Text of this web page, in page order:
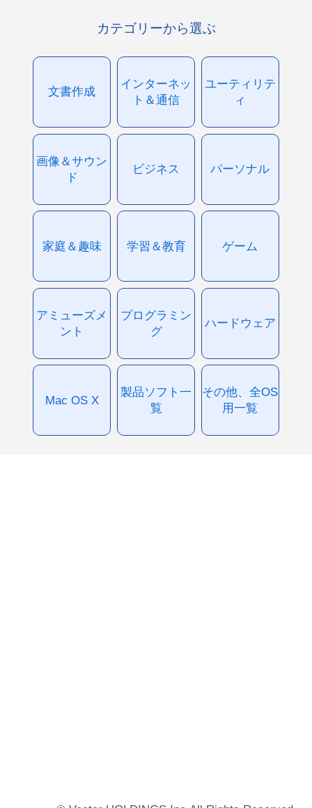
カテゴリーから選ぶ
文書作成
インターネッ
ト＆通信
ユーティリテ
ィ
画像＆サウン
ド
ビジネス パーソナル
家庭＆趣味 学習＆教育 ゲーム
アミューズメ
ント
プログラミン
グ
ハードウェア
Mac OS X
製品ソフト一
覧
その他、全OS
用一覧